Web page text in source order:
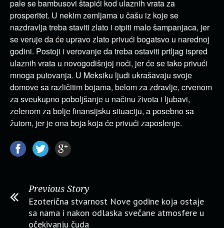
pale se bambusovi štapići kod ulaznih vrata za
prosperitet. U nekim zemljama u čašu iz koje se
nazdravlja treba staviti zlato i otpiti malo šampanjaca, jer
se veruje da će upravo zlato privući bogatsvo u narednoj
godini. Postoji i verovanje da treba ostaviti prtljag ispred
ulaznih vrata u novogodišnjoj noći, jer će se tako privući
mnoga putovanja. U Meksiku ljudi ukrašavaju svoje
domove sa različitim bojama, belom za zdravlje, crvenom
za sveukupno poboljšanje u načinu života i ljubavi,
zelenom za bolje finansijsku situaciju, a posebno sa
žutom, jer je ona boja koja će privući zaposlenje.
Previous Story
Ezoterična stvarnost Nove godine koja ostaje
sa nama i nakon odlaska svečane atmosfere u
očekivanju čuda